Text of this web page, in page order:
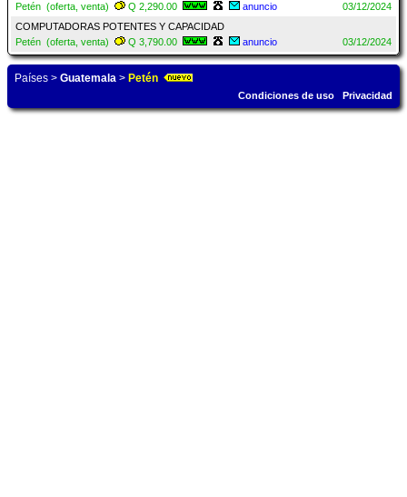
Petén (oferta, venta)
Q 2,290.00 anuncio
03/12/2024
COMPUTADORAS POTENTES Y CAPACIDAD
Petén (oferta, venta)
Q 3,790.00 anuncio 03/12/2024
Países > Guatemala > Petén
Condiciones de uso Privacidad